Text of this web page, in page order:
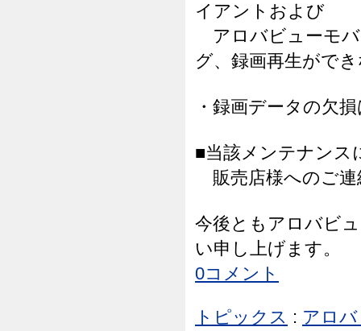
イアントおよび
アロバビューモ
グ、録画再生がで
・録画データの欠
■当該メンテナンス
販売店様へのご連
今後ともアロバビ
い申し上げます。
0コメント
トピックス : アロ